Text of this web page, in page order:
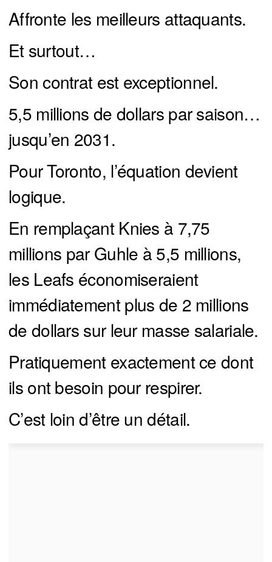
Affronte les meilleurs attaquants.
Et surtout…
Son contrat est exceptionnel.
5,5 millions de dollars par saison…
jusqu’en 2031.
Pour Toronto, l’équation devient
logique.
En remplaçant Knies à 7,75
millions par Guhle à 5,5 millions,
les Leafs économiseraient
immédiatement plus de 2 millions
de dollars sur leur masse salariale.
Pratiquement exactement ce dont
ils ont besoin pour respirer.
C’est loin d’être un détail.